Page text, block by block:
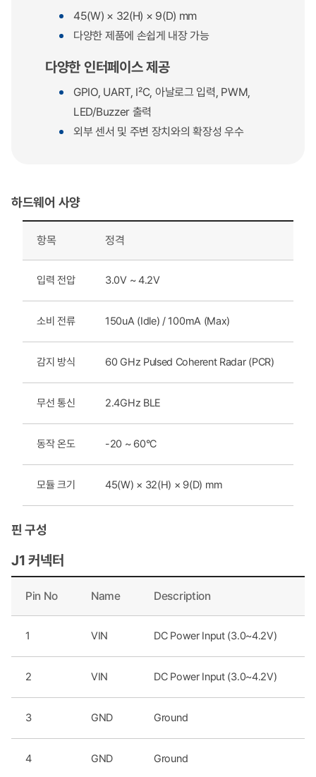
45(W) × 32(H) × 9(D) mm
다양한 제품에 손쉽게 내장 가능
다양한 인터페이스 제공
GPIO, UART, I²C, 아날로그 입력, PWM,
LED/Buzzer 출력
외부 센서 및 주변 장치와의 확장성 우수
하드웨어 사양
항목 정격
입력 전압 3.0V ~ 4.2V
소비 전류 150uA (Idle) / 100mA (Max)
감지 방식 60 GHz Pulsed Coherent Radar (PCR)
무선 통신 2.4GHz BLE
동작 온도 -20 ~ 60°C
모듈 크기 45(W) × 32(H) × 9(D) mm
핀 구성
J1 커넥터
Pin No Name Description
1 VIN DC Power Input (3.0~4.2V)
2 VIN DC Power Input (3.0~4.2V)
3 GND Ground
4 GND Ground